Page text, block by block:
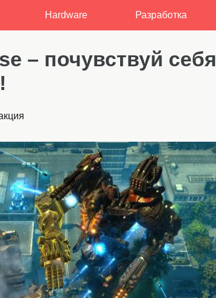
Hardware Разработка
– почувствуй себя